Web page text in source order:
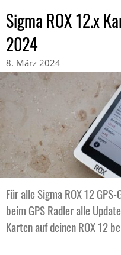
Sigma ROX 12.x
2024
8. März 2024
Für alle Sigma ROX 12
beim GPS Radler alle
Karten auf deinen ROX 12